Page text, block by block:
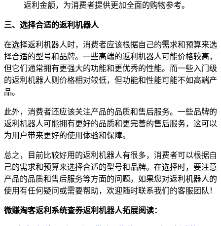
返利金额，为消费者提供更加全面的购物参考。
三、选择合适的返利机器人
在选择返利机器人时，消费者应该根据自己的需求和预算来选
择合适的型号和品牌。一些高端的返利机器人可能价格较高，
但它们通常拥有更强大的功能和更优秀的性能。而一些入门级
的返利机器人则价格相对较低，但功能和性能可能不如高端产
品。
此外，消费者还应该关注产品的品质和售后服务。一些品牌的
返利机器人可能拥有更好的品质和更完善的售后服务，这可以
为用户带来更好的使用体验和保障。
总之，目前比较好用的返利机器人有很多，消费者可以根据自
己的需求和预算来选择合适的型号和品牌。在选择时，要注意
产品的品质和售后服务等方面的问题。如果您对返利机器人的
使用有任何疑问或需要帮助，欢迎随时联系我们的客服团队！
微赚淘客返利系统查券返利机器人拓展阅读：